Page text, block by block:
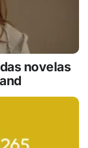
novelas